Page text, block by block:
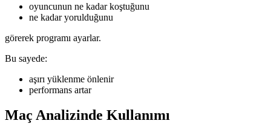
oyuncunun ne kadar koştuğunu
ne kadar yorulduğunu
görerek programı ayarlar.
Bu sayede:
aşırı yüklenme önlenir
performans artar
Maç Analizinde Kullanımı